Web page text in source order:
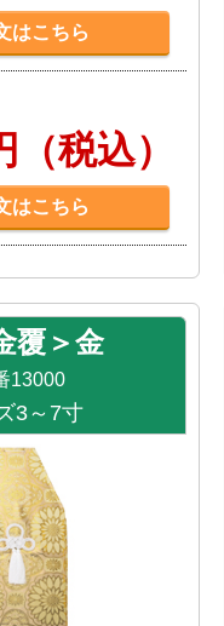
はこちら
税込）
はこちら
覆＞金
13000
3～7寸